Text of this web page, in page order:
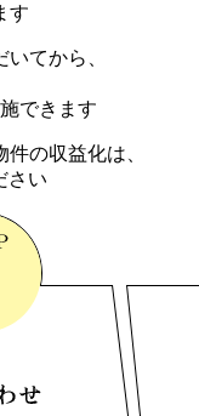
す
てから、
できます
の収益化は、
さい